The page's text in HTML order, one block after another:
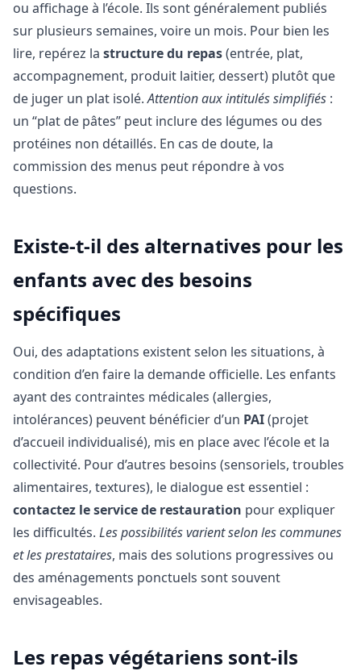
ou affichage à l’école. Ils sont généralement publiés
sur plusieurs semaines, voire un mois. Pour bien les
lire, repérez la structure du repas(entrée, plat,
accompagnement, produit laitier, dessert) plutôt que
de juger un plat isolé.Attention aux intitulés simplifiés :
un “plat de pâtes” peut inclure des légumes ou des
protéines non détaillés. En cas de doute, la
commission des menus peut répondre à vos
questions.
Existe-t-il des alternatives pour les
enfants avec des besoins
spécifiques
Oui, des adaptations existent selon les situations, à
condition d’en faire la demande officielle. Les enfants
ayant des contraintes médicales (allergies,
intolérances) peuvent bénéficier d’un PAI(projet
d’accueil individualisé), mis en place avec l’école et la
collectivité. Pour d’autres besoins (sensoriels, troubles
alimentaires, textures), le dialogue est essentiel :
contactez le service de restauration pour expliquer
les difficultés. Les possibilités varient selon les communes
et les prestataires, mais des solutions progressives ou
des aménagements ponctuels sont souvent
envisageables.
Les repas végétariens sont-ils